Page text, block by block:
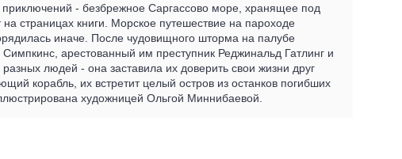
- безбрежное Саргассово море, хранящее под
страницах книги. Морское путешествие на пароходе
иначе. После чудовищного шторма на палубе
арестованный им преступник Реджинальд Гатлинг и
людей - она заставила их доверить свои жизни друг
корабль, их встретит целый остров из останков погибших
художницей Ольгой Миннибаевой.